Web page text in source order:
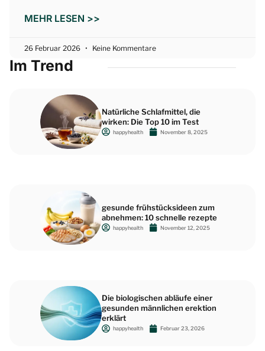
MEHR LESEN >>
26 Februar 2026 Keine Kommentare
Im Trend
Natürliche Schlafmittel, die
wirken: Die Top 10 im Test
happyhealth November 8, 2025
gesunde frühstücksideen zum
abnehmen: 10 schnelle rezepte
happyhealth November 12, 2025
Die biologischen abläufe einer
gesunden männlichen erektion
erklärt
happyhealth Februar 23, 2026